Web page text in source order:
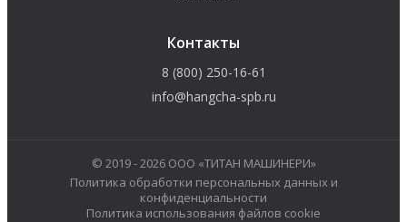
Контакты
8 (800) 250-16-61
info@hangcha-spb.ru
© 2019 - 2026 ООО «ТИТАН МАШИНЕРИ»
Политика обработки персональных данных и
конфиденциальности
Политика использования файлов cookie